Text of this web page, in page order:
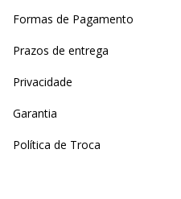
Formas de Pagamento
Prazos de entrega
Privacidade
Garantia
Política de Troca